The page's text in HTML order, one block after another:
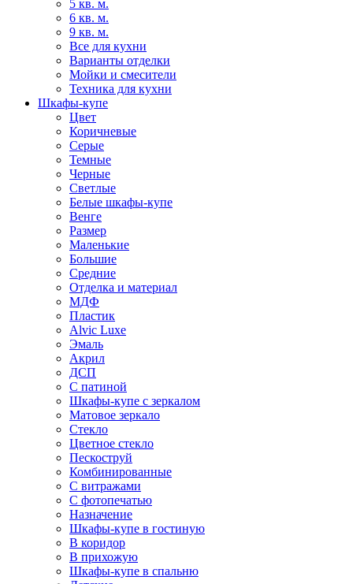
5 кв. м.
6 кв. м.
9 кв. м.
Все для кухни
Варианты отделки
Мойки и смесители
Техника для кухни
Шкафы-купе
Цвет
Коричневые
Серые
Темные
Черные
Светлые
Белые шкафы-купе
Венге
Размер
Маленькие
Большие
Средние
Отделка и материал
МДФ
Пластик
Alvic Luxe
Эмаль
Акрил
ДСП
С патиной
Шкафы-купе с зеркалом
Матовое зеркало
Стекло
Цветное стекло
Пескоструй
Комбинированные
С витражами
С фотопечатью
Назначение
Шкафы-купе в гостиную
В коридор
В прихожую
Шкафы-купе в спальню